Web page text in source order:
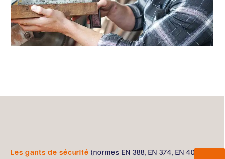
Les gants de sécurité (normes EN 388, EN 374, EN 407)